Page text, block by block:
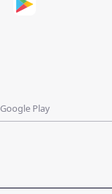
Google Play